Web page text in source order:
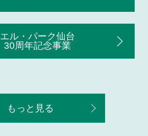
エル・パーク仙台
30周年記念事業
もっと見る